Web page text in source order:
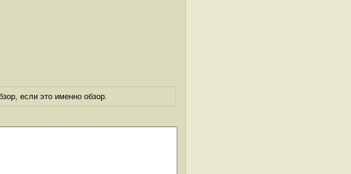
если это именно обзор.